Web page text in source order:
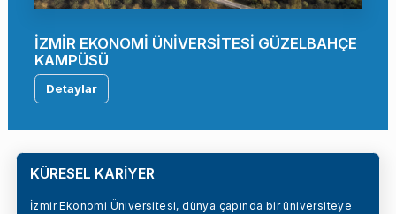
İZMİR EKONOMİ ÜNİVERSİTESİ GÜZELBAHÇE
KAMPÜSÜ
Detaylar
KÜRESEL KARİYER
İzmir Ekonomi Üniversitesi, dünya çapında bir üniversiteye